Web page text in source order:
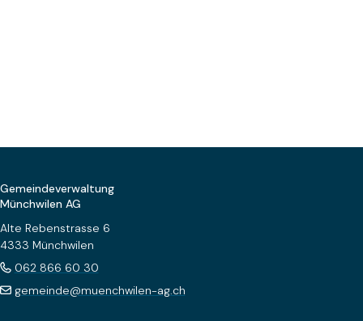
Gemeindeverwaltung
Münchwilen AG
Alte Rebenstrasse 6
4333 Münchwilen
062 866 60 30
gemeinde@muenchwilen-ag.ch